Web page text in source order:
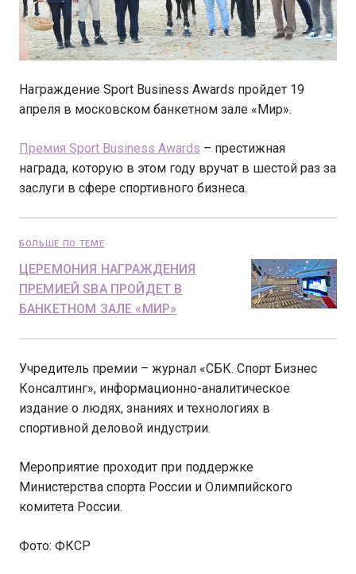
Награждение Sport Business Awards пройдет 19
апреля в московском банкетном зале «Мир».
Премия Sport Business Awards – престижная
награда, которую в этом году вручат в шестой раз за
заслуги в сфере спортивного бизнеса.
БОЛЬШЕ ПО ТЕМЕ
ЦЕРЕМОНИЯ НАГРАЖДЕНИЯ
ПРЕМИЕЙ SBA ПРОЙДЕТ В
БАНКЕТНОМ ЗАЛЕ «МИР»
Учредитель премии – журнал «СБК. Спорт Бизнес
Консалтинг», информационно-аналитическое
издание о людях, знаниях и технологиях в
спортивной деловой индустрии.
Мероприятие проходит при поддержке
Министерства спорта России и Олимпийского
комитета России.
Фото: ФКСР